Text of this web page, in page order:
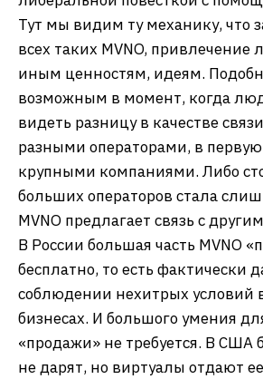
Тут мы видим ту механику, что
всех таких MVNO,
иным ценностям, идеям.
возможным в момент, когда
видеть разницу в качестве
разными операторами, в первую
крупными компаниями. Либо
больших операторов стала
MVNO предлагает связь с
В России большая часть MVNO
бесплатно, то есть фактически
соблюдении нехитрых условий
бизнесах. И большого умения
«продажи» не требуется. В США
не дарят, но виртуалы отдают